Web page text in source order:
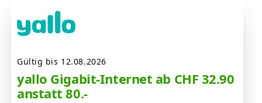
Gültig bis 12.08.2026
yallo Gigabit-Internet ab CHF 32.90
anstatt 80.-